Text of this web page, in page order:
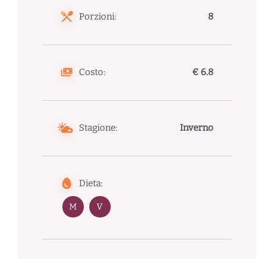
Porzioni: 8
Costo: € 6.8
Stagione: Inverno
Dieta:
M V